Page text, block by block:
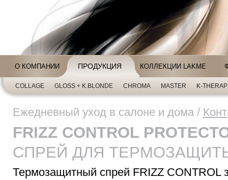
О КОМПАНИИ ПРОДУКЦИЯ КОЛЛЕКЦИИ LAKME
COLLAGE GLOSS + K.BLONDE CHROMA MASTER K-
Ежедневный уход в салоне и дома /
FRIZZ CONTROL
СПРЕЙ ДЛЯ
Термозащитный спрей FRIZZ CONTROL